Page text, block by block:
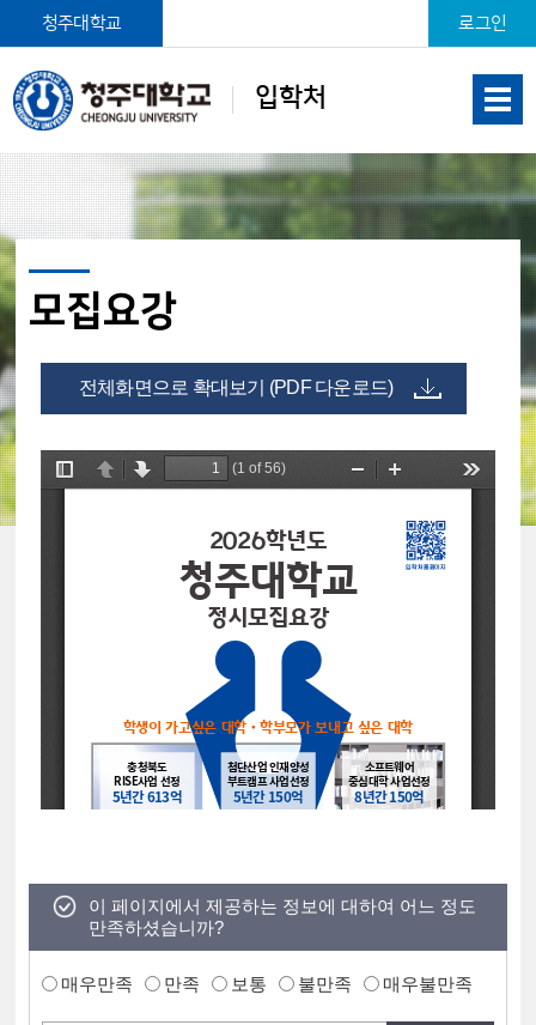
입학처
청주대학교 로그인
모집요강
전체화면으로 확대보기 (PDF 다운로드)
이 페이지에서 제공하는 정보에 대하여 어느 정도
만족하셨습니까?
매우만족 만족 보통 불만족 매우불만족